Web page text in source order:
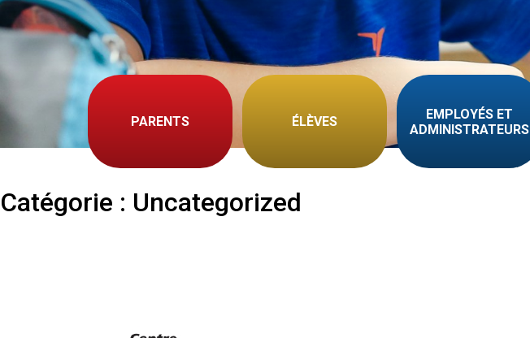
PARENTS ÉLÈVES
EMPLOYÉS ET
ADMINISTRATEURS
Catégorie : Uncategorized